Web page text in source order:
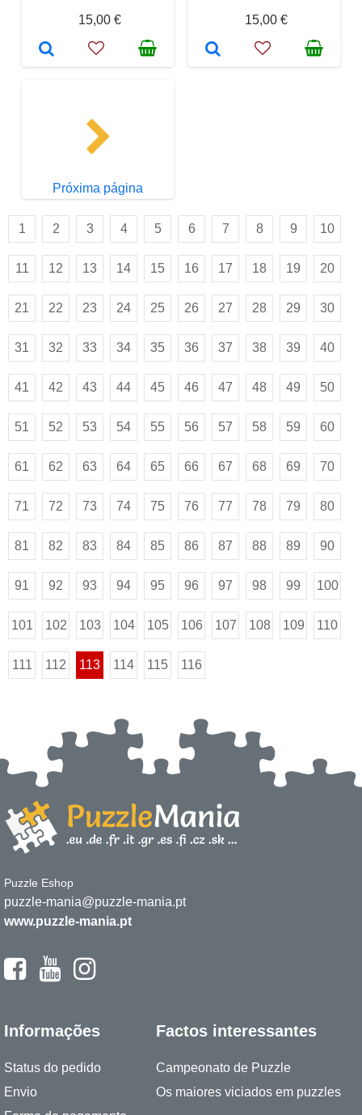
15,00 €
15,00 €
Próxima página
1 2 3 4 5 6 7 8 9 10
11 12 13 14 15 16 17 18 19 20
21 22 23 24 25 26 27 28 29 30
31 32 33 34 35 36 37 38 39 40
41 42 43 44 45 46 47 48 49 50
51 52 53 54 55 56 57 58 59 60
61 62 63 64 65 66 67 68 69 70
71 72 73 74 75 76 77 78 79 80
81 82 83 84 85 86 87 88 89 90
91 92 93 94 95 96 97 98 99 100
101 102 103 104 105 106 107 108 109 110
111 112 113 114 115 116
Puzzle Eshop
puzzle-mania@puzzle-mania.pt
www.puzzle-mania.pt
Informações
Status do pedido
Envio
Factos interessantes
Campeonato de Puzzle
Os maiores viciados em puzzles